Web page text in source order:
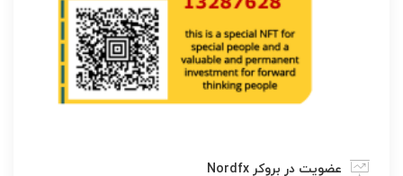
عضویت در بروکر Nordfx